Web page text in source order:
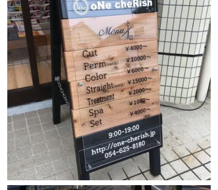
ahsap_ayakli_tabela (6)